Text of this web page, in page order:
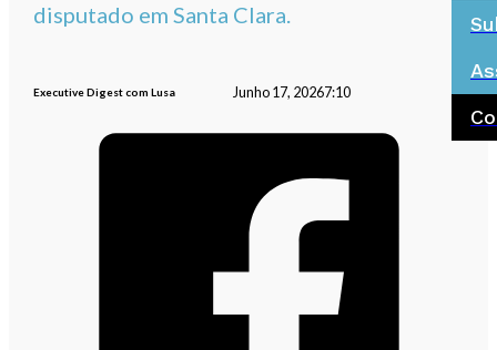
disputado em Santa Clara.
Executive Digest com Lusa Junho 17, 20267:10